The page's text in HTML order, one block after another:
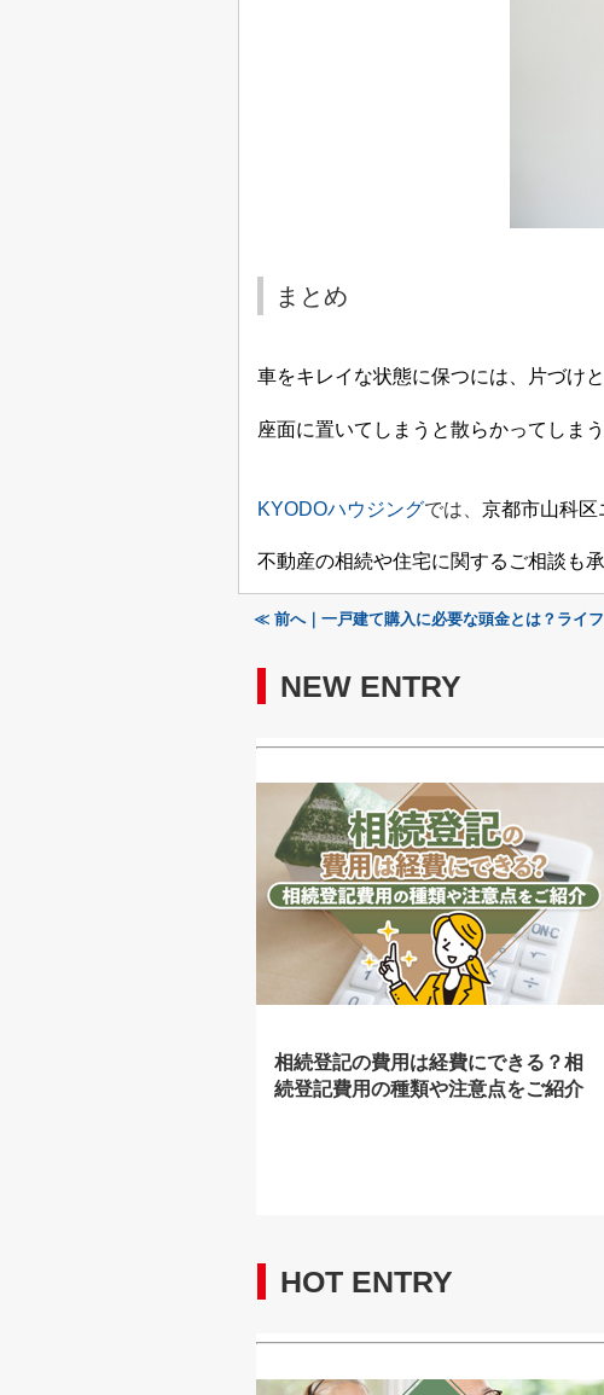
まとめ
車をキレイな状態に保つには、片づけ
座面に置いてしまうと散らかってしま
KYODOハウジングでは、 京都市山科区
不動産の相続や住宅に関するご相談も
≪ 前へ｜一戸建て購入に必要な頭金とは？ライフ
NEW ENTRY
相続登記の費用は経費にできる？相
続登記費用の種類や注意点をご紹介
HOT ENTRY